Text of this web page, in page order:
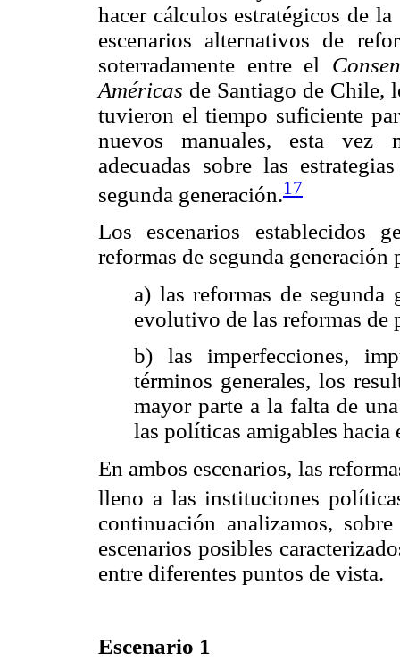
hacer cálculos estratégicos de
escenarios alternativos de
soterradamente entre el
Américas de Santiago de Chile,
tuvieron el tiempo suficiente
nuevos manuales, esta vez
adecuadas sobre las
segunda generación.17
Los escenarios establecidos
reformas de segunda generación
a) las reformas de
evolutivo de las reformas de
b) las imperfecciones,
términos generales, los
mayor parte a la falta de
las políticas amigables hacia
En ambos escenarios, las
lleno a las instituciones
continuación analizamos,
escenarios posibles
entre diferentes puntos de vista.
Escenario 1